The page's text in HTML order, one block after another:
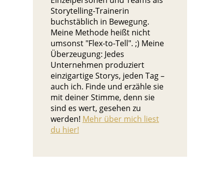
Storytelling-Trainerin
buchstäblich in Bewegung.
Meine Methode heißt nicht
umsonst "Flex-to-Tell". ;) Meine
Überzeugung: Jedes
Unternehmen produziert
einzigartige Storys, jeden Tag –
auch ich. Finde und erzähle sie
mit deiner Stimme, denn sie
sind es wert, gesehen zu
werden! Mehr über mich liest
du hier!